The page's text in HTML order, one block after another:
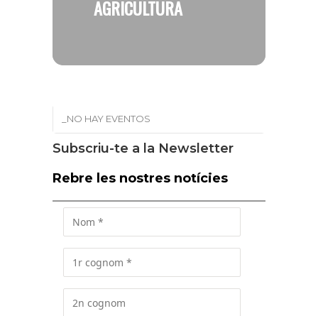
AGRICULTURA
_NO HAY EVENTOS
Subscriu-te a la Newsletter
Rebre les nostres notícies